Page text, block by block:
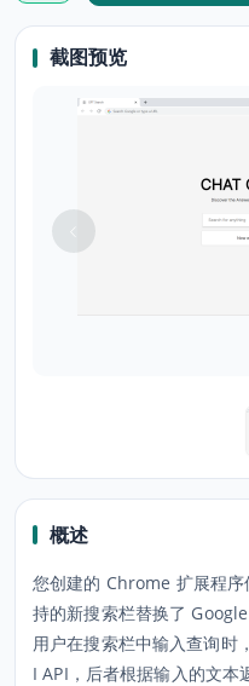
截图预览
概述
您创建的 Chrome 扩展程
持的新搜索栏替换了
用户在搜索栏中输入查询时
I API，后者根据输入的文本